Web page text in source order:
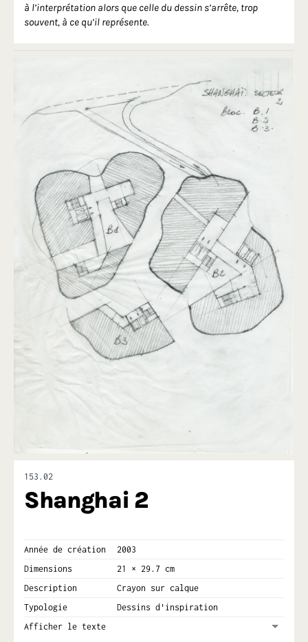
à l’interprétation alors que celle du dessin s’arrête, trop
souvent, à ce qu’il représente.
153.02
Shanghai 2
Année de création
2003
Dimensions
21 × 29.7 cm
Description
Crayon sur calque
Typologie
Dessins d'inspiration
Afficher le texte